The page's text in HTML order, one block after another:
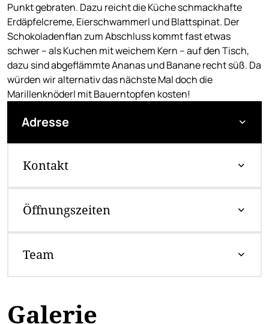
Punkt gebraten. Dazu reicht die Küche schmackhafte
Erdäpfelcreme, Eierschwammerl und Blattspinat. Der
Schokoladenflan zum Abschluss kommt fast etwas
schwer – als Kuchen mit weichem Kern – auf den Tisch,
dazu sind abgeflämmte Ananas und Banane recht süß. Da
würden wir alternativ das nächste Mal doch die
Marillenknöderl mit Bauerntopfen kosten!
Adresse
Kontakt
Öffnungszeiten
Team
Galerie